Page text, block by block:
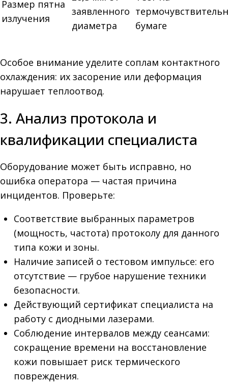
Размер пятна
излучения
заявленного
диаметра
бумаге
Особое внимание уделите соплам контактного
охлаждения: их засорение или деформация
нарушает теплоотвод.
3. Анализ протокола и
квалификации специалиста
Оборудование может быть исправно, но
ошибка оператора — частая причина
инцидентов. Проверьте:
Соответствие выбранных параметров
(мощность, частота) протоколу для данного
типа кожи и зоны.
Наличие записей о тестовом импульсе: его
отсутствие — грубое нарушение техники
безопасности.
Действующий сертификат специалиста на
работу с диодными лазерами.
Соблюдение интервалов между сеансами:
сокращение времени на восстановление
кожи повышает риск термического
повреждения.